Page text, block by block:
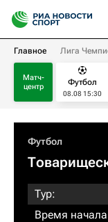
Главное Лига
Матч-
центр
Футбол
08.08 15:30
Футбол
Тур:
Время